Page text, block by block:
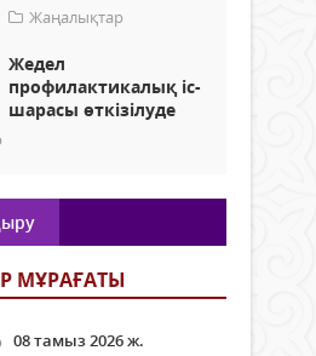
Жаңалықтар
Жедел
профилактикалық іс-
шарасы өткізілуде
МҰРАҒАТЫ
08 тамыз 2026 ж.